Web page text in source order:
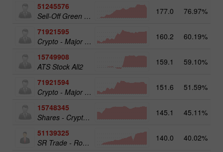
51245576
Sell-Off Green Energy 25
177.0 76.97%
71921595
Crypto - Major crypto 50
160.2 60.19%
15749908
ATS Stock All2
159.1 59.10%
71921594
Crypto - Major crypto 25
151.6 51.59%
15748345
Shares - Crypto 50
145.1 45.11%
51139325
SR Trade - RoboTRADE24
140.0 40.02%